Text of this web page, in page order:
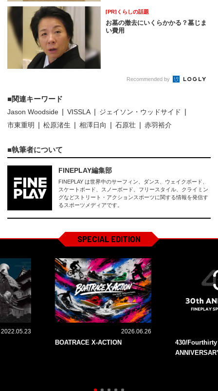
[PR]くらしの話題
お墓の撤去にいくらかかる？墓じま
い費用
Recommended by
関連キーワード
Jason Woodside VISSLA
ジェイソン・ウッドサイド
市東重明
松原渚生 相澤日向 石原壮 赤羽裕介
執筆者について
FINEPLAY編集部
FINEPLAY は世界中のサーフィン、ダンス、ウェイクボード、
スケートボード、スノーボード、フリースタイル、クライミン
グなどストリート・アクションスポーツに関する情報を発信す
るスポーツメディアです。
SPECIAL EDITION
2022.05.23 2026.06.26
BOATRACE X-ACTION
430/